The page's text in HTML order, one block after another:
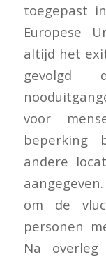
toegepast
Europese
altijd het
voor
beperking
andere
om de
personen
Na